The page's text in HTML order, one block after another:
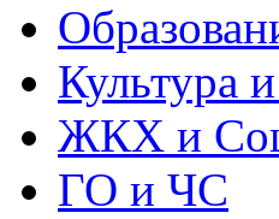
Культура
ЖКХ и
ГО и ЧС